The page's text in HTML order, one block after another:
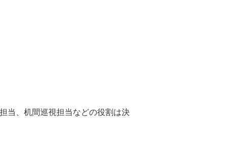
当、机間巡視担当などの役割は決